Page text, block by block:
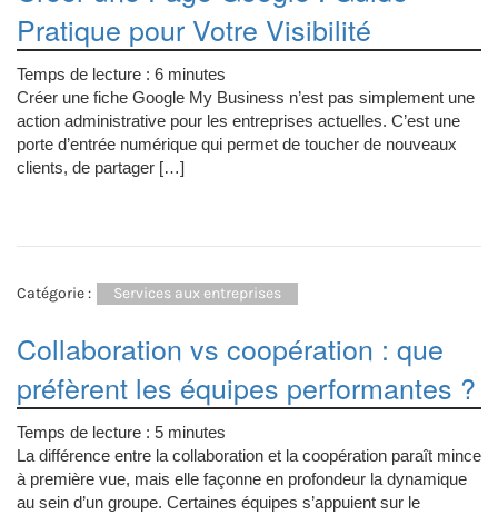
Pratique pour Votre Visibilité
Temps de lecture : 6 minutes
Créer une fiche Google My Business n’est pas simplement une
action administrative pour les entreprises actuelles. C’est une
porte d’entrée numérique qui permet de toucher de nouveaux
clients, de partager […]
Catégorie : Services aux entreprises
Collaboration vs coopération : que
préfèrent les équipes performantes ?
Temps de lecture : 5 minutes
La différence entre la collaboration et la coopération paraît mince
à première vue, mais elle façonne en profondeur la dynamique
au sein d’un groupe. Certaines équipes s’appuient sur le